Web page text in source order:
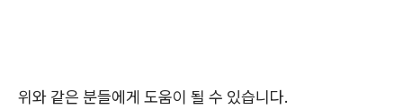
위와 같은 분들에게 도움이 될 수 있습니다.